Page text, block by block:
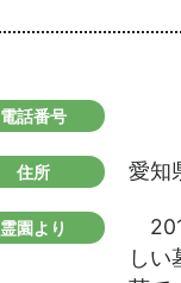
電話番号
住所 愛知
霊園より
しい